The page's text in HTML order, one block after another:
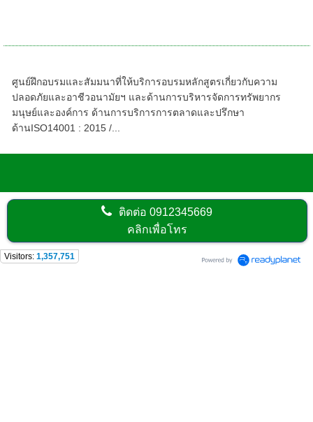
ศูนย์ฝึกอบรมและสัมมนาที่ให้บริการอบรมหลักสูตรเกี่ยวกับความ
ปลอดภัยและอาชีวอนามัยฯ และด้านการบริหารจัดการทรัพยากร
มนุษย์และองค์การ ด้านการบริการการตลาดและปรึกษา
ด้านISO14001 : 2015 /...
ติดต่อ0912345669
คลิกเพื่อโทร
Visitors: 1,357,751